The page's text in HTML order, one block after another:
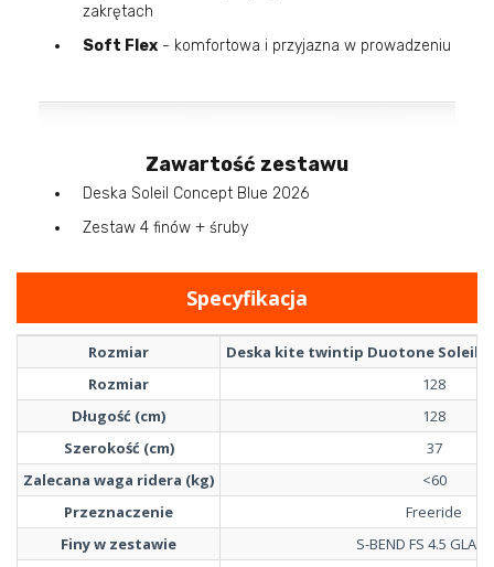
zakrętach
Soft Flex - komfortowa i przyjazna w prowadzeniu
Zawartość zestawu
Deska Soleil Concept Blue 2026
Zestaw 4 finów + śruby
Specyfikacja
Rozmiar
Deska kite twintip Duotone Soleil
Rozmiar
128
Długość (cm)
128
Szerokość (cm)
37
Zalecana waga ridera (kg)
<60
Przeznaczenie
Freeride
Finy w zestawie
S-BEND FS 4.5